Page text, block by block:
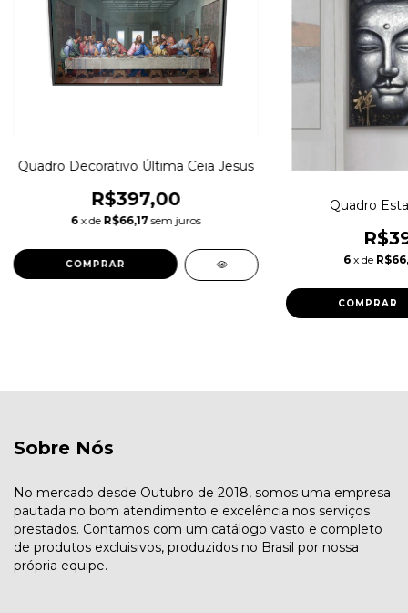
Quadro Decorativo Última Ceia Jesus
R$397,00
6 x de R$66,17 sem juros
COMPRAR
Quadro
6 x de
COMPRAR
Sobre Nós
No mercado desde Outubro de 2018, somos uma empresa
pautada no bom atendimento e excelência nos serviços
prestados. Contamos com um catálogo vasto e completo
de produtos excluisivos, produzidos no Brasil por nossa
própria equipe.